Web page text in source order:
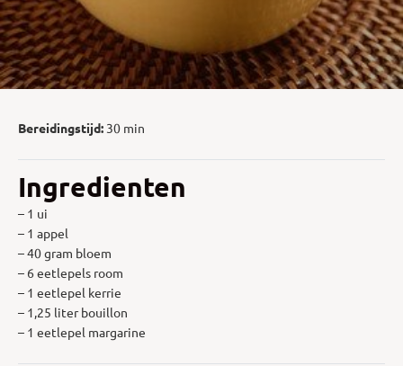
Bereidingstijd: 30 min
Ingredienten
– 1 ui
– 1 appel
– 40 gram bloem
– 6 eetlepels room
– 1 eetlepel kerrie
– 1,25 liter bouillon
– 1 eetlepel margarine